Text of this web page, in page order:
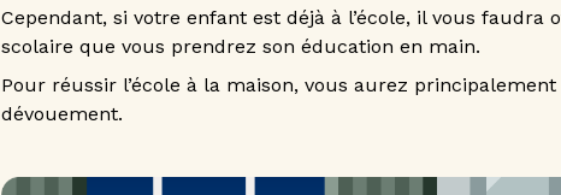
Cependant, si votre enfant est déjà à l’école, il vous
scolaire que vous prendrez son éducation en main.
Pour réussir l’école à la maison, vous aurez
dévouement.